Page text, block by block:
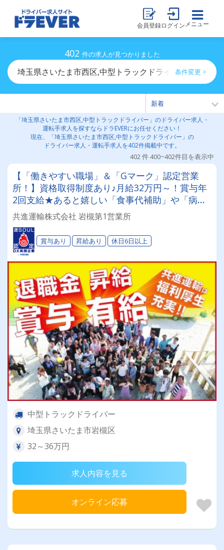
会員登録ログイン メニュー
402 件の求人が見つかりました
埼玉県さいたま市西区,中型トラックドライバーのドライ
条件変更 >
「埼玉県さいたま市西区,中型トラックドライバー」のドライバー求人・
運転手求人を探すならドラEVERにお任せください！
現在、「埼玉県さいたま市西区,中型トラックドライバー」の
ドライバー求人・運転手求人を402件掲載中です。
402 件 400~402件目を表示中
【「働きやすい職場」＆「Gマーク」認定営業
所！】資格取得制度あり♪月給32万円～！賞与年
2回支給★あると嬉しい「食事代補助」や「病気
保証制度」など、充実の福利厚生♪【完全週休2日
も可能♪飲食店への食品配送のお仕事！】
共進運輸株式会社 岩槻第1営業所
賞与あり 昇給あり 休日6日以上
中型トラックドライバー
埼玉県さいたま市岩槻区
32～36万円
求人内容を見る
オンライン応募